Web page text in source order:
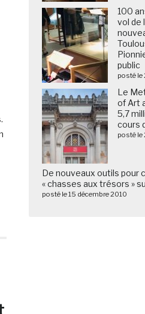
100
vol de
public
posté le
Le
of Art
5,7
cours
posté le
De nouveaux outils pour
« chasses aux trésors »
posté le 15 décembre 2010